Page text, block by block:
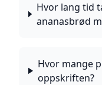
Hvor lang tid
ananasbrød
Hvor mange
oppskriften?